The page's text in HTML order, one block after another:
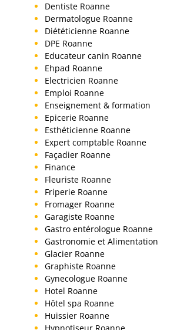
Dentiste Roanne
Dermatologue Roanne
Diététicienne Roanne
DPE Roanne
Educateur canin Roanne
Ehpad Roanne
Electricien Roanne
Emploi Roanne
Enseignement & formation
Epicerie Roanne
Esthéticienne Roanne
Expert comptable Roanne
Façadier Roanne
Finance
Fleuriste Roanne
Friperie Roanne
Fromager Roanne
Garagiste Roanne
Gastro entérologue Roanne
Gastronomie et Alimentation
Glacier Roanne
Graphiste Roanne
Gynecologue Roanne
Hotel Roanne
Hôtel spa Roanne
Huissier Roanne